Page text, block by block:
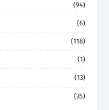
(94)
(6)
(118)
(1)
(13)
(35)